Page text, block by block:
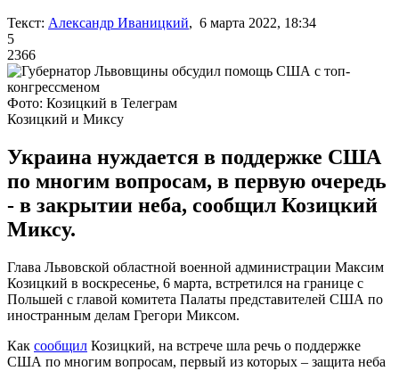
Текст: Александр Иваницкий, 6 марта 2022, 18:34
5
2366
Фото: Козицкий в Телеграм
Козицкий и Миксу
Украина нуждается в поддержке США
по многим вопросам, в первую очередь
- в закрытии неба, сообщил Козицкий
Миксу.
Глава Львовской областной военной администрации Максим
Козицкий в воскресенье, 6 марта, встретился на границе с
Польшей с главой комитета Палаты представителей США по
иностранным делам Грегори Миксом.
Как сообщил Козицкий, на встрече шла речь о поддержке
США по многим вопросам, первый из которых – защита неба